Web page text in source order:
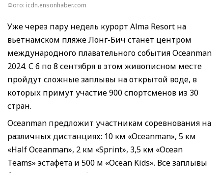
Фото: icdn.ensonhaber.com
Уже через пару недель курорт Alma Resort на
вьетнамском пляже Лонг-Бич станет центром
международного плавательного события Oceanman
2024. С 6 по 8 сентября в этом живописном месте
пройдут сложные заплывы на открытой воде, в
которых примут участие 900 спортсменов из 30
стран.
Oceanman предложит участникам соревнования на
различных дистанциях: 10 км «Oceanman», 5 км
«Half Oceanman», 2 км «Sprint», 3,5 км «Ocean
Teams» эстафета и 500 м «Ocean Kids». Все заплывы